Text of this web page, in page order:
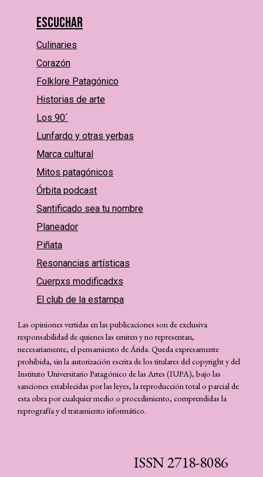
Escuchar
Culinaries
Corazón
Folklore Patagónico
Historias de arte
Los 90´
Lunfardo y otras yerbas
Marca cultural
Mitos patagónicos
Órbita podcast
Santificado sea tu nombre
Planeador
Piñata
Resonancias artísticas
Cuerpxs modificadxs
El club de la estampa
Las opiniones vertidas en las publicaciones son de exclusiva
responsabilidad de quienes las emiten y no representan,
necesariamente, el pensamiento de Árida. Queda expresamente
prohibida, sin la autorización escrita de los titulares del copyright y del
Instituto Universitario Patagónico de las Artes (IUPA), bajo las
sanciones establecidas por las leyes, la reproducción total o parcial de
esta obra por cualquier medio o procedimiento, comprendidas la
reprografía y el tratamiento informático.
ISSN 2718-8086